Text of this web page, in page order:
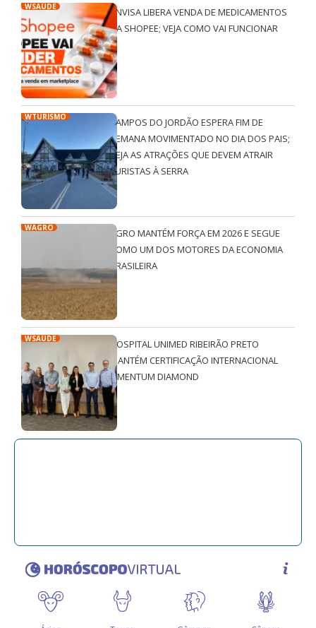
WSAÚDE
ANVISA LIBERA VENDA DE MEDICAMENTOS
NA SHOPEE; VEJA COMO VAI FUNCIONAR
WTURISMO
CAMPOS DO JORDÃO ESPERA FIM DE
SEMANA MOVIMENTADO NO DIA DOS PAIS;
VEJA AS ATRAÇÕES QUE DEVEM ATRAIR
TURISTAS À SERRA
WAGRO
AGRO MANTÉM FORÇA EM 2026 E SEGUE
COMO UM DOS MOTORES DA ECONOMIA
BRASILEIRA
WSAÚDE
HOSPITAL UNIMED RIBEIRÃO PRETO
MANTÉM CERTIFICAÇÃO INTERNACIONAL
QMENTUM DIAMOND